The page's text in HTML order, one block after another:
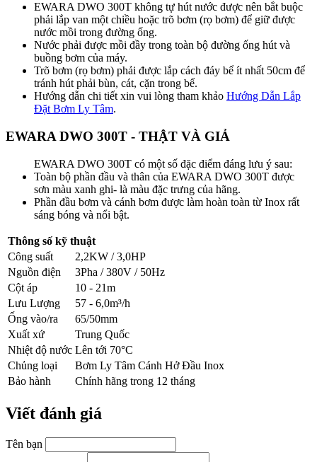
EWARA DWO 300T không tự hút nước được nên bắt buộc
phải lắp van một chiều hoặc trõ bơm (rọ bơm) để giữ được
nước mồi trong đường ống.
Nước phải được mồi đầy trong toàn bộ đường ống hút và
buồng bơm của máy.
Trõ bơm (rọ bơm) phải được lắp cách đáy bể ít nhất 50cm để
tránh hút phải bùn, cát, cặn trong bể.
Hướng dẫn chi tiết xin vui lòng tham khảo Hướng Dẫn Lắp
Đặt Bơm Ly Tâm.
EWARA DWO 300T - THẬT VÀ GIẢ
EWARA DWO 300T có một số đặc điểm đáng lưu ý sau:
Toàn bộ phần đầu và thân của EWARA DWO 300T được
sơn màu xanh ghi- là màu đặc trưng của hãng.
Phần đầu bơm và cánh bơm được làm hoàn toàn từ Inox rất
sáng bóng và nổi bật.
Thông số kỹ thuật
Công suất
2,2KW / 3,0HP
Nguồn điện
3Pha / 380V / 50Hz
Cột áp
10 - 21m
Lưu Lượng
57 - 6,0m³/h
Ống vào/ra
65/50mm
Xuất xứ
Trung Quốc
Nhiệt độ nước Lên tới 70°C
Chủng loại
Bơm Ly Tâm Cánh Hở Đầu Inox
Bảo hành
Chính hãng trong 12 tháng
Viết đánh giá
Tên bạn